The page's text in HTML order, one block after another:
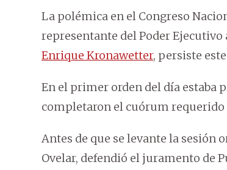
La polémica en el Congreso
representante del Poder Ejecutivo
Enrique Kronawetter, persiste
En el primer orden del día estaba
completaron el cuórum requerido
Antes de que se levante la sesión
Ovelar, defendió el juramento de